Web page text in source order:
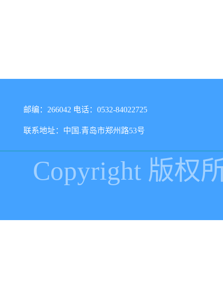
邮编：266042 电话：0532-84022725
联系地址：中国.青岛市郑州路53号
Copyright 版权